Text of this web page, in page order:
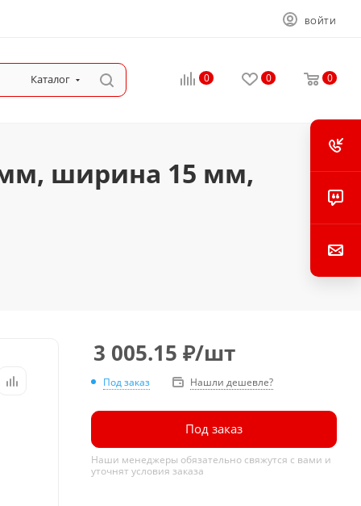
ВОЙТИ
Каталог 0 0 0
мм, ширина 15 мм,
3 005.15 ₽/шт
Под заказ Нашли дешевле?
Под заказ
Наши менеджеры обязательно свяжутся с вами и
уточнят условия заказа